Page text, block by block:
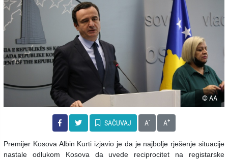
© AA
SAČUVAJ A- A+
Premijer Kosova Albin Kurti izjavio je da je najbolje rješenje situacije
nastale odlukom Kosova da uvede reciprocitet na registarske